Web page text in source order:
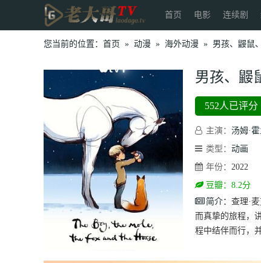
首页 电影 连续剧
您当前的位置： 首页 » 动漫 » 海外动漫 » 男孩、鼹鼠
男孩、鼹
552人已评分
主演： 汤姆·
类型： 动画
年份： 2022
豆瓣：8.2分
简介： 查理·
而真挚的旅程，
程中结伴而行，